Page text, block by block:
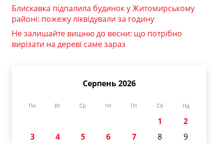
Блискавка підпалила будинок у Житомирському
районі: пожежу ліквідували за годину
Не залишайте вишню до весни: що потрібно
вирізати на дереві саме зараз
Серпень 2026
Пн Вт Ср Чт Пт Сб Нд
1
2
3
4 5 6 7 8
9